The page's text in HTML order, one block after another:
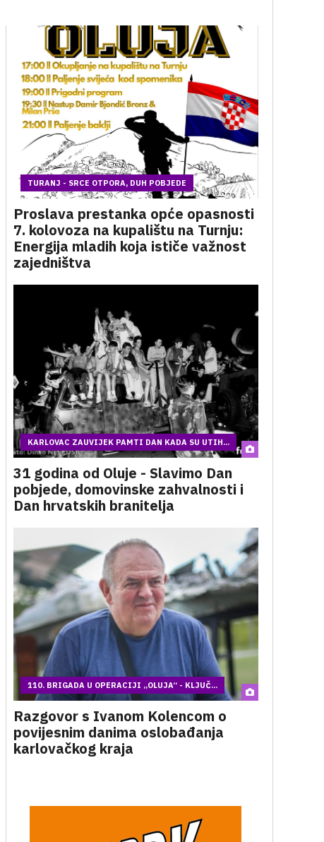
TURANJ - SRCE OTPORA, DUH POBJEDE
Proslava prestanka opće opasnosti
7. kolovoza na kupalištu na Turnju:
Energija mladih koja ističe važnost
zajedništva
KARLOVAC ZAUVIJEK PAMTI DAN KADA SU UTIH...
31 godina od Oluje - Slavimo Dan
pobjede, domovinske zahvalnosti i
Dan hrvatskih branitelja
110. BRIGADA U OPERACIJI „OLUJA“ - KLJUČ...
Razgovor s Ivanom Kolencom o
povijesnim danima oslobađanja
karlovačkog kraja